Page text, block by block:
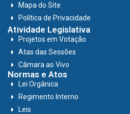
Mapa do Site
Política de Privacidade
Atividade Legislativa
Projetos em Votação
Atas das Sessões
Câmara ao Vivo
Normas e Atos
Lei Orgânica
Regimento Interno
Leis